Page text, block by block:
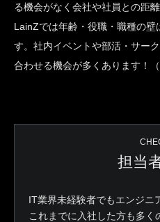
る機会がなく会社や社員との距
LainZでは年齢・役職・職種の
す。社内イベントや部活・サー
合わせる機会が多くあります！
担当
IT業界未経験者でもエンジニ
これまでに入社した方も多く